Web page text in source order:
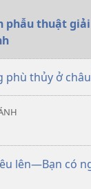
sao
để
phẫu thuật
phù thủy ở
lên—Bạn có